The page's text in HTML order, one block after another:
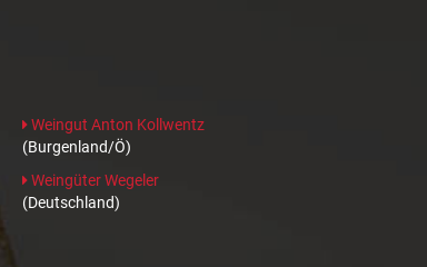
Weingut Anton Kollwentz
(Burgenland/Ö)
Weingüter Wegeler
(Deutschland)